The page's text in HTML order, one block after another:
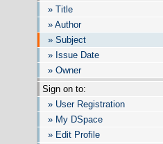
» Title
» Author
» Subject
» Issue Date
» Owner
Sign on to:
» User Registration
» My DSpace
» Edit Profile